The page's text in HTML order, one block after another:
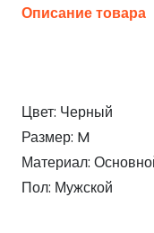
Описание товара
Цвет: Черный
Размер: M
Материал:
Пол: Мужской